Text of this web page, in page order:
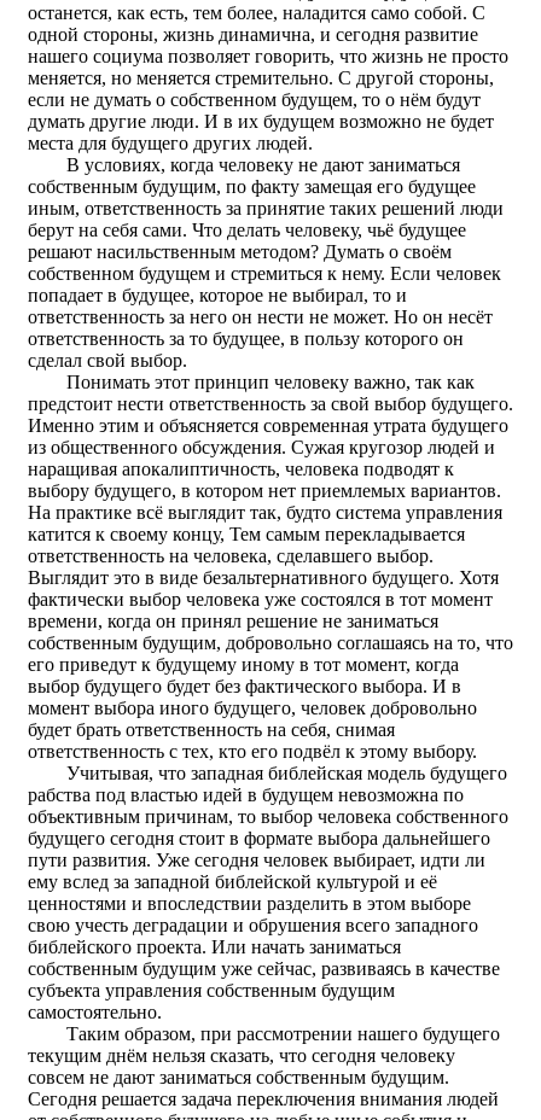
останется, как есть, тем более, наладится само собой. С
одной стороны, жизнь динамична, и сегодня развитие
нашего социума позволяет говорить, что жизнь не просто
меняется, но меняется стремительно. С другой стороны,
если не думать о собственном будущем, то о нём будут
думать другие люди. И в их будущем возможно не будет
места для будущего других людей.
В условиях, когда человеку не дают заниматься
собственным будущим, по факту замещая его будущее
иным, ответственность за принятие таких решений люди
берут на себя сами. Что делать человеку, чьё будущее
решают насильственным методом? Думать о своём
собственном будущем и стремиться к нему. Если человек
попадает в будущее, которое не выбирал, то и
ответственность за него он нести не может. Но он несёт
ответственность за то будущее, в пользу которого он
сделал свой выбор.
Понимать этот принцип человеку важно, так как
предстоит нести ответственность за свой выбор будущего.
Именно этим и объясняется современная утрата будущего
из общественного обсуждения. Сужая кругозор людей и
наращивая апокалиптичность, человека подводят к
выбору будущего, в котором нет приемлемых вариантов.
На практике всё выглядит так, будто система управления
катится к своему концу, Тем самым перекладывается
ответственность на человека, сделавшего выбор.
Выглядит это в виде безальтернативного будущего. Хотя
фактически выбор человека уже состоялся в тот момент
времени, когда он принял решение не заниматься
собственным будущим, добровольно соглашаясь на то, что
его приведут к будущему иному в тот момент, когда
выбор будущего будет без фактического выбора. И в
момент выбора иного будущего, человек добровольно
будет брать ответственность на себя, снимая
ответственность с тех, кто его подвёл к этому выбору.
Учитывая, что западная библейская модель будущего
рабства под властью идей в будущем невозможна по
объективным причинам, то выбор человека собственного
будущего сегодня стоит в формате выбора дальнейшего
пути развития. Уже сегодня человек выбирает, идти ли
ему вслед за западной библейской культурой и её
ценностями и впоследствии разделить в этом выборе
свою учесть деградации и обрушения всего западного
библейского проекта. Или начать заниматься
собственным будущим уже сейчас, развиваясь в качестве
субъекта управления собственным будущим
самостоятельно.
Таким образом, при рассмотрении нашего будущего
текущим днём нельзя сказать, что сегодня человеку
совсем не дают заниматься собственным будущим.
Сегодня решается задача переключения внимания людей